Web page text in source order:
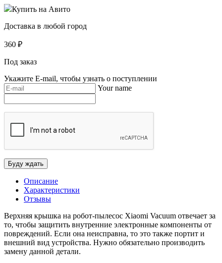
Купить на Авито
Доставка в любой город
360 ₽
Под заказ
Укажите E-mail, чтобы узнать о поступлении
Your name
Описание
Характеристики
Отзывы
Верхняя крышка на робот-пылесос Xiaomi Vacuum отвечает за
то, чтобы защитить внутренние электронные компоненты от
повреждений. Если она неисправна, то это также портит и
внешний вид устройства. Нужно обязательно производить
замену данной детали.